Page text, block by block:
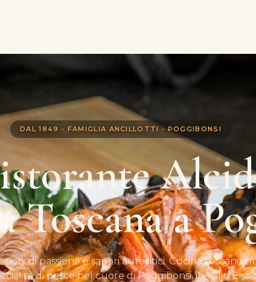
DAL 1849 • FAMIGLIA ANCILLOTTI • POGGIBONSI
Toscana a
di passione e sapori autentici. Cucina toscana
di pesce nel cuore di Poggibonsi, in Val d'Elsa.